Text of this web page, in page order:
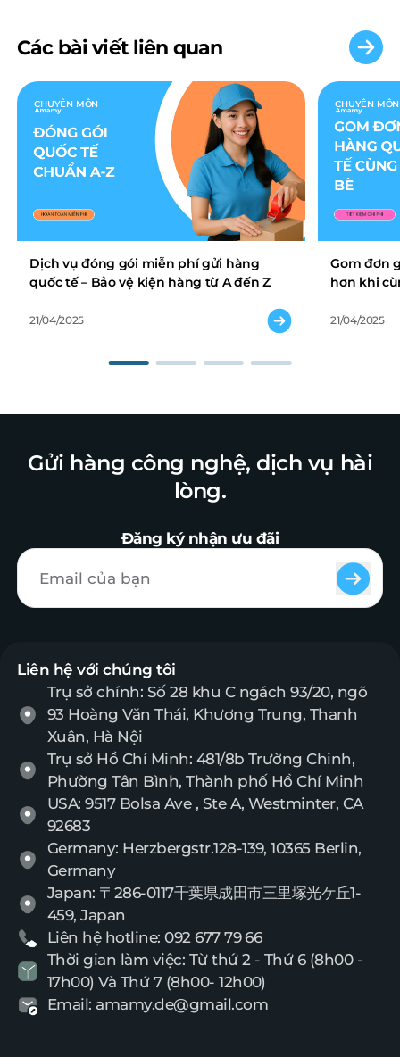
Các bài viết liên quan
CHUYÊN MÔN
Dịch vụ đóng gói miễn phí gửi hàng
quốc tế – Bảo vệ kiện hàng từ A đến Z
21/04/2025
CHUYÊN MÔN
Gom đơn
hơn khi
21/04/2025
Gửi hàng công nghệ, dịch vụ hài
lòng.
Đăng ký nhận ưu đãi
Liên hệ với chúng tôi
Trụ sở chính: Số 28 khu C ngách 93/20, ngõ
93 Hoàng Văn Thái, Khương Trung, Thanh
Xuân, Hà Nội
Trụ sở Hồ Chí Minh: 481/8b Trường Chinh,
Phường Tân Bình, Thành phố Hồ Chí Minh
USA: 9517 Bolsa Ave , Ste A, Westminter, CA
92683
Germany: Herzbergstr.128-139, 10365 Berlin,
Germany
Japan: 〒286-0117千葉県成田市三里塚光ケ丘1-
459, Japan
Liên hệ hotline: 092 677 79 66
Thời gian làm việc: Từ thứ 2 - Thứ 6 (8h00 -
17h00) Và Thứ 7 (8h00- 12h00)
Email: amamy.de@gmail.com